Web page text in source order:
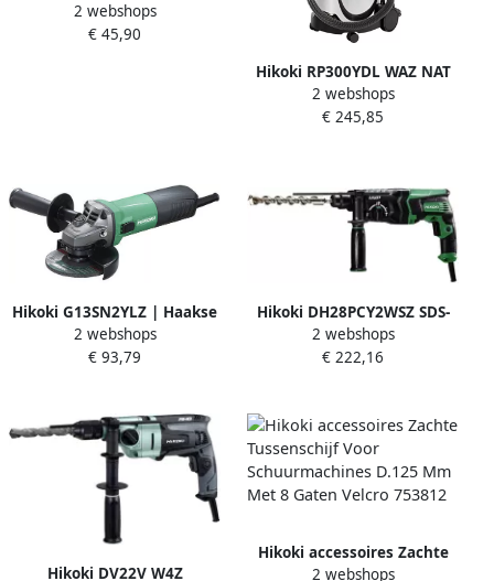
slijpmachine | 230V | 730W
| 125 mm | In doos
2 webshops
€ 45,90
Hikoki RP300YDL WAZ NAT
DROOGSTOFZUIGER
RP300YDLWAZ
2 webshops
€ 245,85
Hikoki G13SN2YLZ | Haakse
slijpmachine 125 mm | 900
W | In doos G13SN2YLZ
2 webshops
€ 93,79
Hikoki DH28PCY2WSZ SDS-
PLUS boor- en breekhamer
28 mm 850 W 3.0 J
2 webshops
€ 222,16
Hikoki DV22V W4Z
Hikoki accessoires Zachte
Tussenschijf Voor
2 webshops